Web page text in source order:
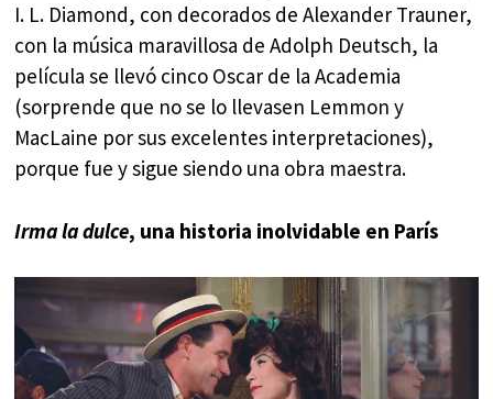
I. L. Diamond, con decorados de Alexander Trauner,
con la música maravillosa de Adolph Deutsch, la
película se llevó cinco Oscar de la Academia
(sorprende que no se lo llevasen Lemmon y
MacLaine por sus excelentes interpretaciones),
porque fue y sigue siendo una obra maestra.
Irma la dulce, una historia inolvidable en París